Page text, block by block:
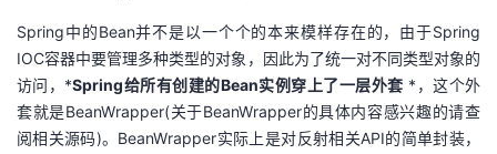
Spring中的Bean并不是以一个个的本来模样存在的，由于Spring
IOC容器中要管理多种类型的对象，因此为了统一对不同类型对象的
访问，*Spring给所有创建的Bean实例穿上了一层外套 *，这个外
套就是BeanWrapper(关于BeanWrapper的具体内容感兴趣的请查
阅相关源码)。BeanWrapper实际上是对反射相关API的简单封装，